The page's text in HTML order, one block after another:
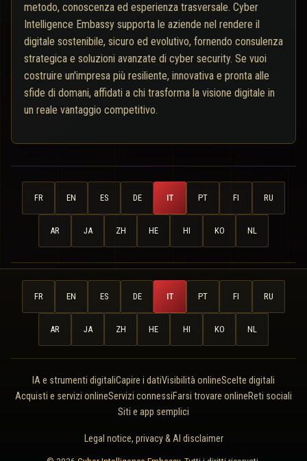
metodo, conoscenza ed esperienza trasversale. Cyber
Intelligence Embassy supporta le aziende nel rendere il
digitale sostenibile, sicuro ed evolutivo, fornendo consulenza
strategica e soluzioni avanzate di cyber security. Se vuoi
costruire un'impresa più resiliente, innovativa e pronta alle
sfide di domani, affidati a chi trasforma la visione digitale in
un reale vantaggio competitivo.
FR EN ES DE IT PT FI RU
AR JA ZH HE HI KO NL
FR EN ES DE IT PT FI RU
AR JA ZH HE HI KO NL
IA e strumenti digitaliCapire i datiVisibilità onlineScelte digitali
Acquisti e servizi onlineServizi connessiFarsi trovare onlineReti sociali
Siti e app semplici
Legal notice, privacy & AI disclaimer